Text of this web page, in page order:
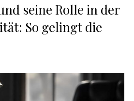
seine Rolle in der
So gelingt die